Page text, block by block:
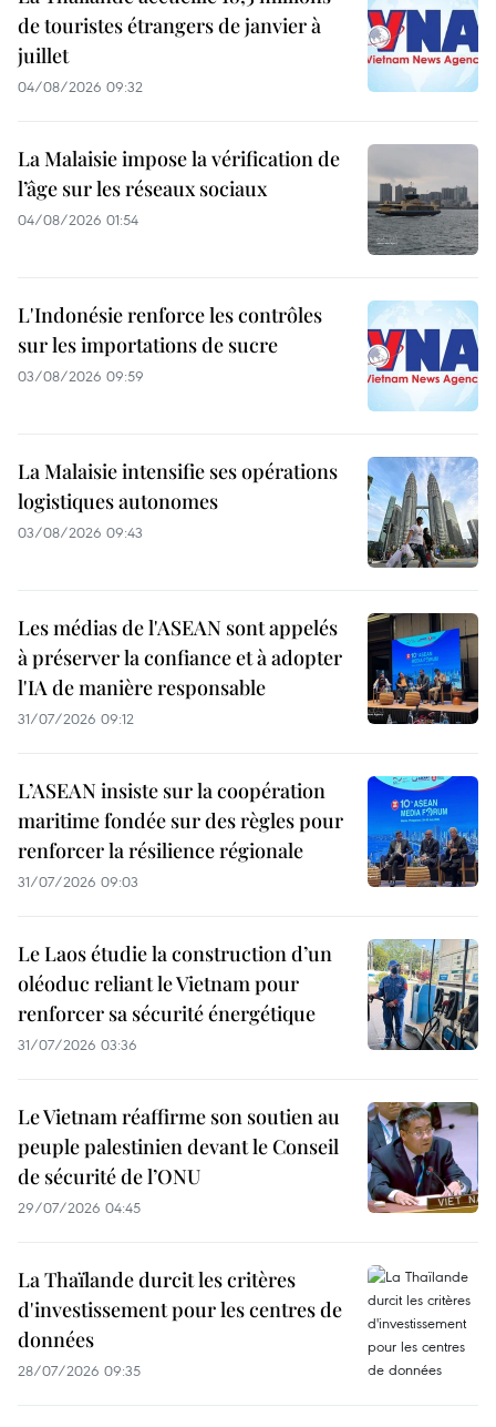
de touristes étrangers de janvier à
juillet
04/08/2026 09:32
La Malaisie impose la vérification de
l’âge sur les réseaux sociaux
04/08/2026 01:54
L'Indonésie renforce les contrôles
sur les importations de sucre
03/08/2026 09:59
La Malaisie intensifie ses opérations
logistiques autonomes
03/08/2026 09:43
Les médias de l'ASEAN sont appelés
à préserver la confiance et à adopter
l'IA de manière responsable
31/07/2026 09:12
L’ASEAN insiste sur la coopération
maritime fondée sur des règles pour
renforcer la résilience régionale
31/07/2026 09:03
Le Laos étudie la construction d’un
oléoduc reliant le Vietnam pour
renforcer sa sécurité énergétique
31/07/2026 03:36
Le Vietnam réaffirme son soutien au
peuple palestinien devant le Conseil
de sécurité de l’ONU
29/07/2026 04:45
La Thaïlande durcit les critères
d'investissement pour les centres de
données
28/07/2026 09:35